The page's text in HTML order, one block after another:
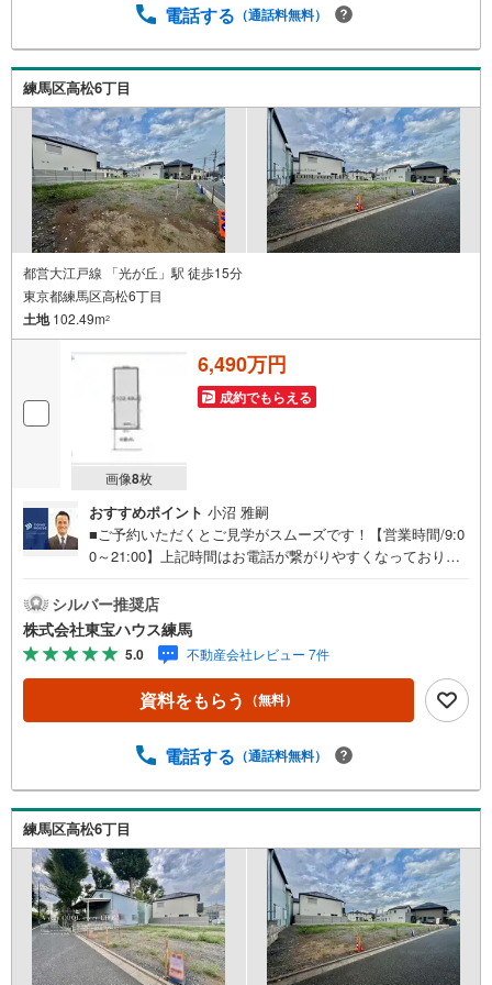
生活」を「未来カレンダー」で見える化します。（2）ご購
ポート」・漠然としたキャッシュフローのグラフ化、効果
的な生命保険の見直し、繰り上げ返済の効果的なタイミン
グなどご提案させて頂きます。■ご案内方法ご自宅へお迎
え・最寄駅等でお待ち合わせ、弊社へのご来社など、ご相
談くださいませ。■お車の無料提携駐車場がございます。
電話する （通話料無料）
練馬区高松6丁目
都営大江戸線 「光が丘」駅 徒歩15分
東京都練馬区高松6丁目
土地102.49m2
画像8枚
6,490万円
成約でもらえる
おすすめポイント 小沼 雅嗣
■ご予約いただくとご見学がスムーズです！【営業時間/9:0
0～21:00】上記時間はお電話が繋がりやすくなっておりま
にお電話ください！下記のお申込み方法も可能です！ご見
学希望のお客様:右上の「室内・現地を見学する」をクリッ
クして下さい。資料請求希望のお客様:右上の「資料をもら
う」をクリックして下さい。【東宝ハウス練馬のポイン
ト】（1）不動産のご提案から資金計画・ライフシミュレー
ションのご相談・無理のないライフプラン、提携による低
生活」を「未来カレンダー」で見える化します。（2）ご購
ポート」・漠然としたキャッシュフローのグラフ化、効果
的な生命保険の見直し、繰り上げ返済の効果的なタイミン
グなどご提案させて頂きます。■ご案内方法ご自宅へお迎
え・最寄駅等でお待ち合わせ、弊社へのご来社など、ご相
談くださいませ。■お車の無料提携駐車場がございます。
シルバー推奨店
株式会社東宝ハウス練馬
5.0 不動産会社レビュー 7件
資料をもらう （無料）
電話する （通話料無料）
練馬区高松6丁目